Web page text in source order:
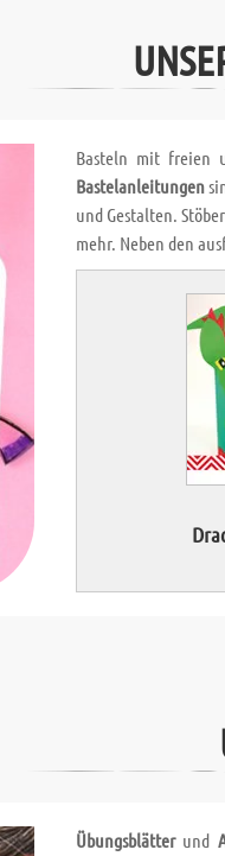
Basteln mit freien
Bastelanleitungen
und Gestalten.
mehr. Neben den
Übungsblätter und